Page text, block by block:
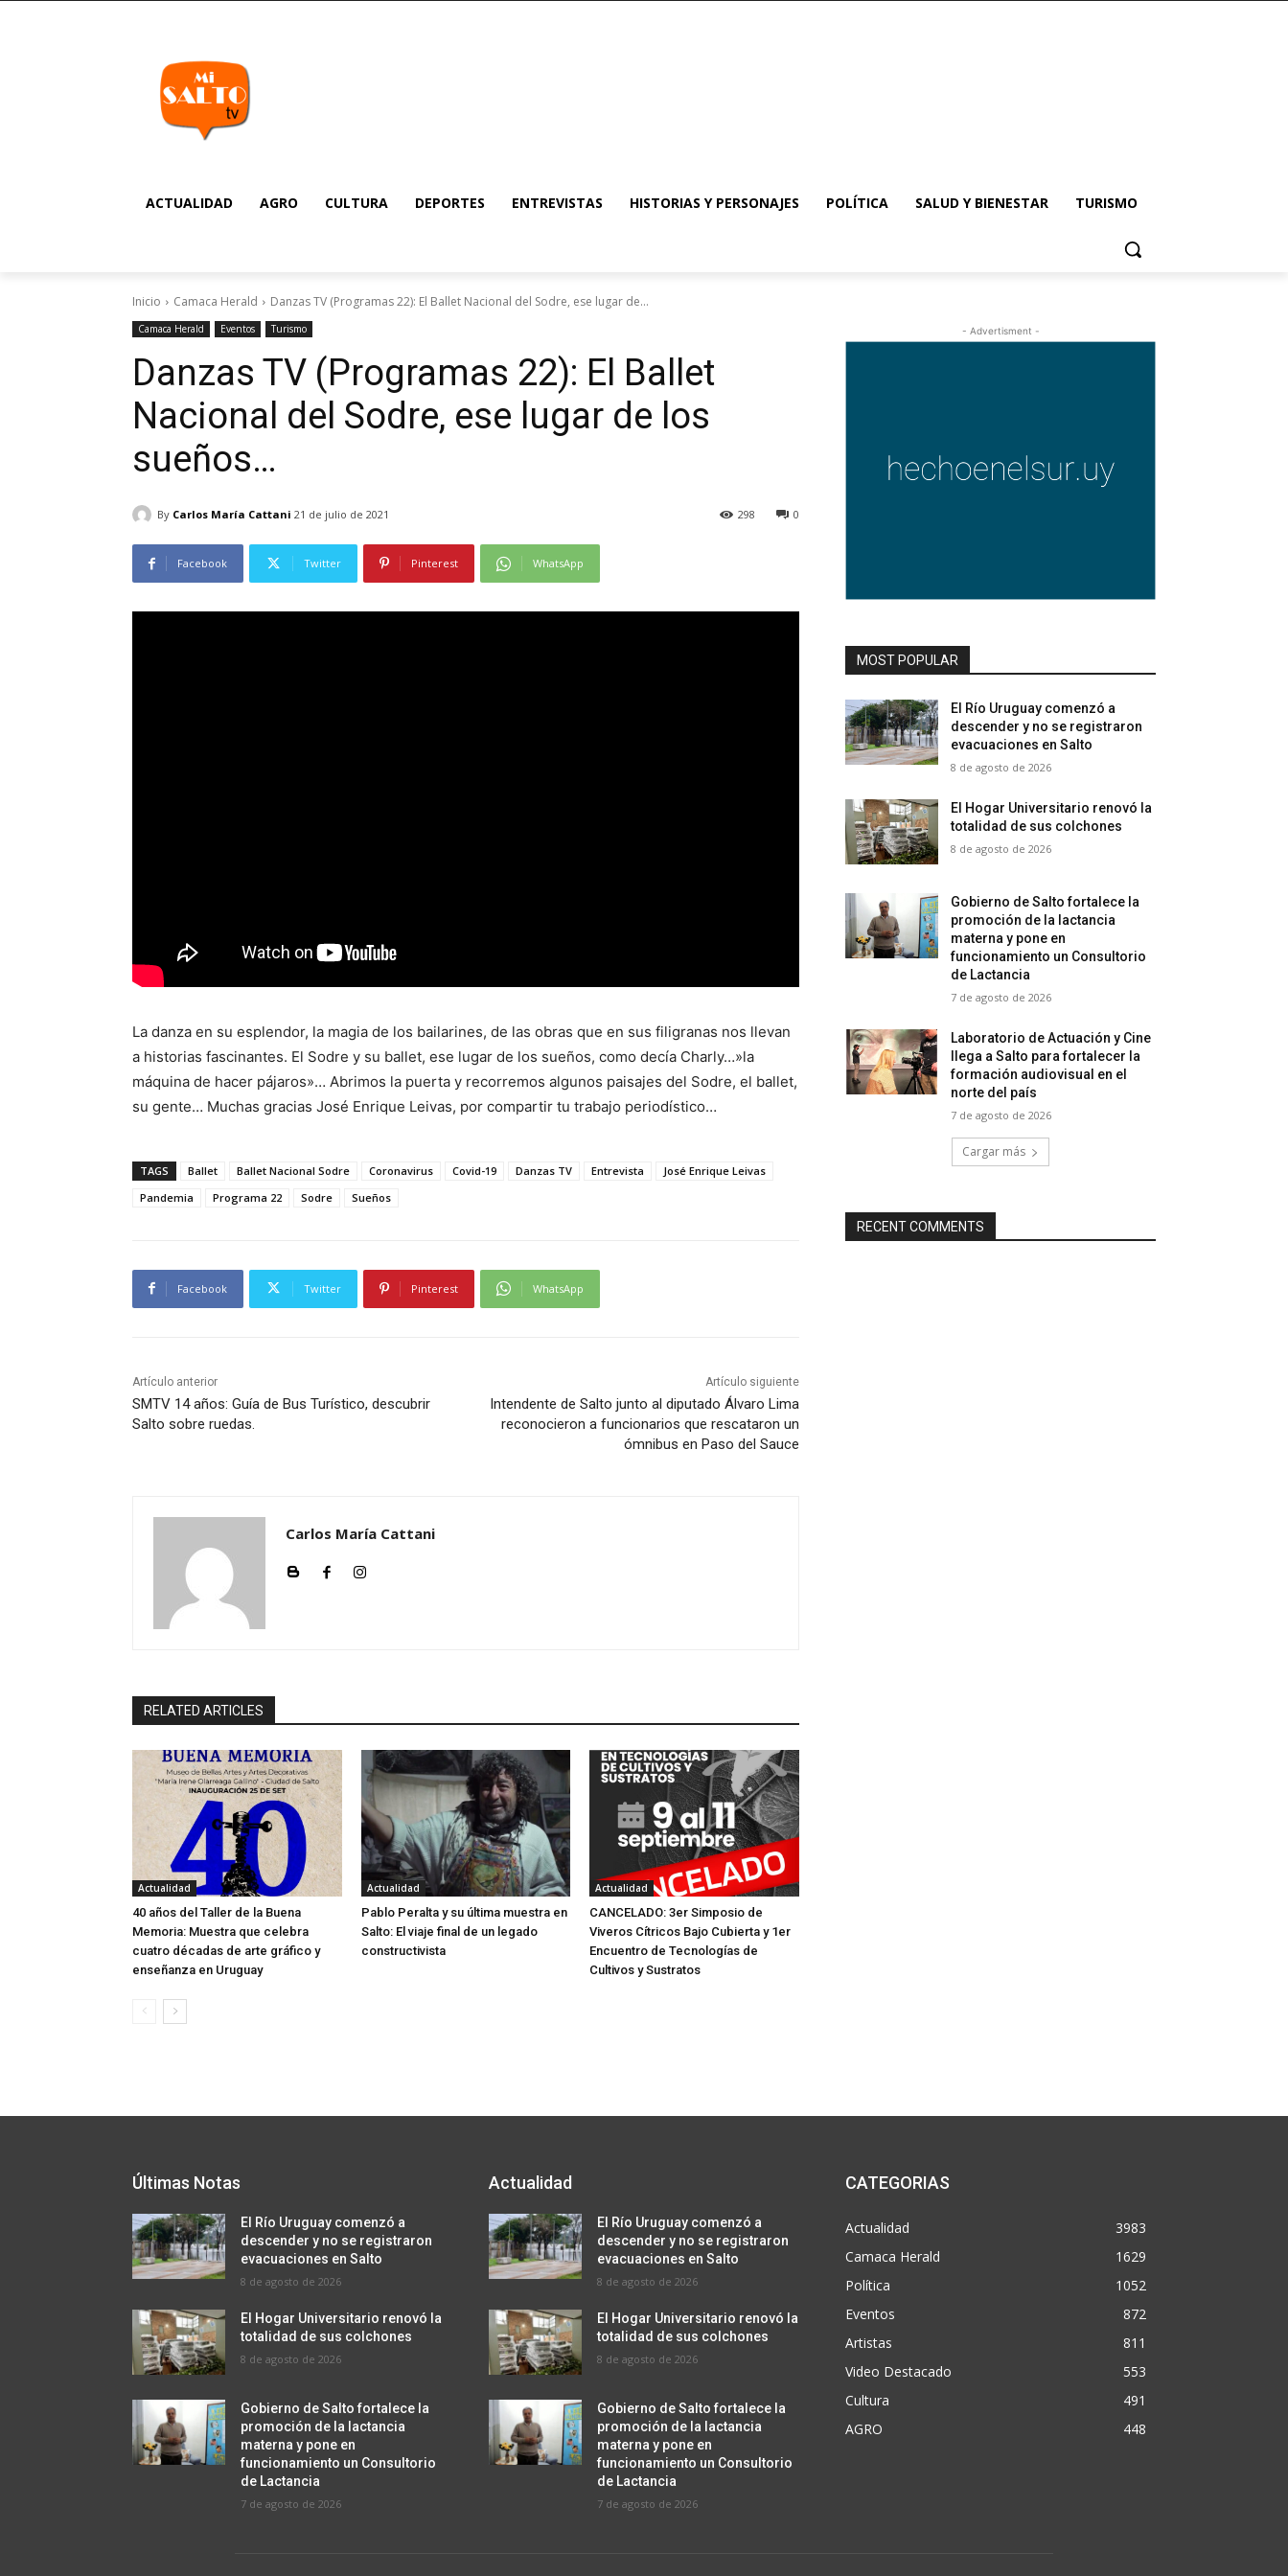
ACTUALIDAD AGRO CULTURA DEPORTES ENTREVISTAS HISTORIAS Y PERSONAJES POLÍTICA SALUD Y BIENESTAR TURISMO
Inicio Camaca Herald Danzas TV (Programas 22): El Ballet Nacional del Sodre, ese lugar de...
Camaca Herald Eventos Turismo
Danzas TV (Programas 22): El Ballet
Nacional del Sodre, ese lugar de los
sueños…
By Carlos María Cattani 21 de julio de 2021 0
298
Facebook Twitter Pinterest WhatsApp
La danza en su esplendor, la magia de los bailarines, de las obras que en sus filigranas nos llevan
a historias fascinantes. El Sodre y su ballet, ese lugar de los sueños, como decía Charly…»la
máquina de hacer pájaros»… Abrimos la puerta y recorremos algunos paisajes del Sodre, el ballet,
su gente… Muchas gracias José Enrique Leivas, por compartir tu trabajo periodístico…
TAGS Ballet Ballet Nacional Sodre Coronavirus Covid-19 Danzas TV Entrevista
José Enrique Leivas
Pandemia
Programa 22 Sodre Sueños
Facebook Twitter Pinterest WhatsApp
Artículo anterior
SMTV 14 años: Guía de Bus Turístico, descubrir
Salto sobre ruedas.
Artículo siguiente
Intendente de Salto junto al diputado Álvaro Lima
reconocieron a funcionarios que rescataron un
ómnibus en Paso del Sauce
Carlos María Cattani
RELATED ARTICLES
Actualidad
40 años del Taller de la Buena
Memoria: Muestra que celebra
cuatro décadas de arte gráfico y
enseñanza en Uruguay
Actualidad
Pablo Peralta y su última muestra en
Salto: El viaje final de un legado
constructivista
Actualidad
CANCELADO: 3er Simposio de
Viveros Cítricos Bajo Cubierta y 1er
Encuentro de Tecnologías de
Cultivos y Sustratos
- Advertisment -
MOST POPULAR
El Río Uruguay comenzó a
descender y no se registraron
evacuaciones en Salto
8 de agosto de 2026
El Hogar Universitario renovó la
totalidad de sus colchones
8 de agosto de 2026
Gobierno de Salto fortalece la
promoción de la lactancia
materna y pone en
funcionamiento un Consultorio
de Lactancia
7 de agosto de 2026
Laboratorio de Actuación y Cine
llega a Salto para fortalecer la
formación audiovisual en el
norte del país
7 de agosto de 2026
Cargar más
RECENT COMMENTS
Últimas Notas
El Río Uruguay comenzó a
descender y no se registraron
evacuaciones en Salto
8 de agosto de 2026
El Hogar Universitario renovó la
totalidad de sus colchones
8 de agosto de 2026
Gobierno de Salto fortalece la
promoción de la lactancia
materna y pone en
funcionamiento un Consultorio
de Lactancia
7 de agosto de 2026
Actualidad
El Río Uruguay comenzó a
descender y no se registraron
evacuaciones en Salto
8 de agosto de 2026
El Hogar Universitario renovó la
totalidad de sus colchones
8 de agosto de 2026
Gobierno de Salto fortalece la
promoción de la lactancia
materna y pone en
funcionamiento un Consultorio
de Lactancia
7 de agosto de 2026
CATEGORIAS
Actualidad
3983
Camaca Herald
1629
Política
1052
Eventos
872
Artistas
811
Video Destacado
553
Cultura
491
AGRO
448